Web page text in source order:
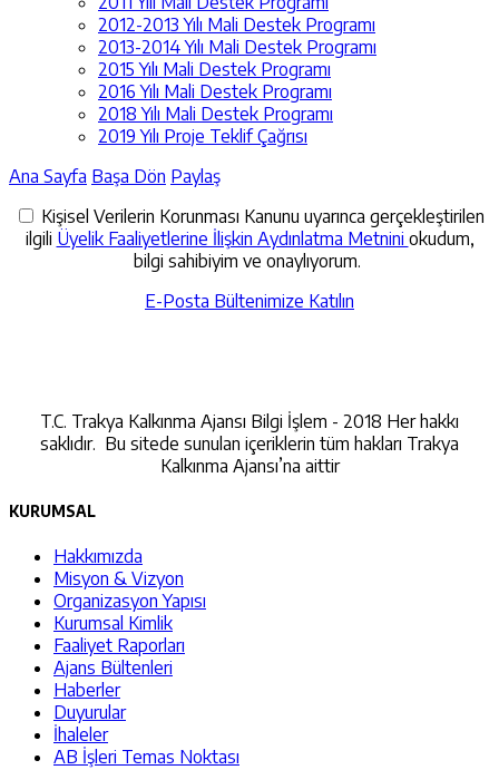
2012-2013 Yılı Mali Destek Programı
2013-2014 Yılı Mali Destek Programı
2015 Yılı Mali Destek Programı
2016 Yılı Mali Destek Programı
2018 Yılı Mali Destek Programı
2019 Yılı Proje Teklif Çağrısı
Ana Sayfa Başa Dön Paylaş
Kişisel Verilerin Korunması Kanunu uyarınca gerçekleştirilen
ilgili Üyelik Faaliyetlerine İlişkin Aydınlatma Metnini okudum,
bilgi sahibiyim ve onaylıyorum.
E-Posta Bültenimize Katılın
T.C. Trakya Kalkınma Ajansı Bilgi İşlem - 2018 Her hakkı
saklıdır. Bu sitede sunulan içeriklerin tüm hakları Trakya
Kalkınma Ajansı’na aittir
KURUMSAL
Hakkımızda
Misyon & Vizyon
Organizasyon Yapısı
Kurumsal Kimlik
Faaliyet Raporları
Ajans Bültenleri
Haberler
Duyurular
İhaleler
AB İşleri Temas Noktası